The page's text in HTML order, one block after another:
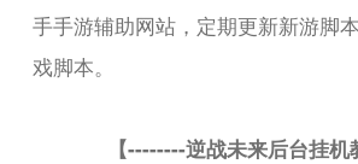
手手游辅助网站，定期更新新游脚
戏脚本。
【--------逆战未来后台挂机